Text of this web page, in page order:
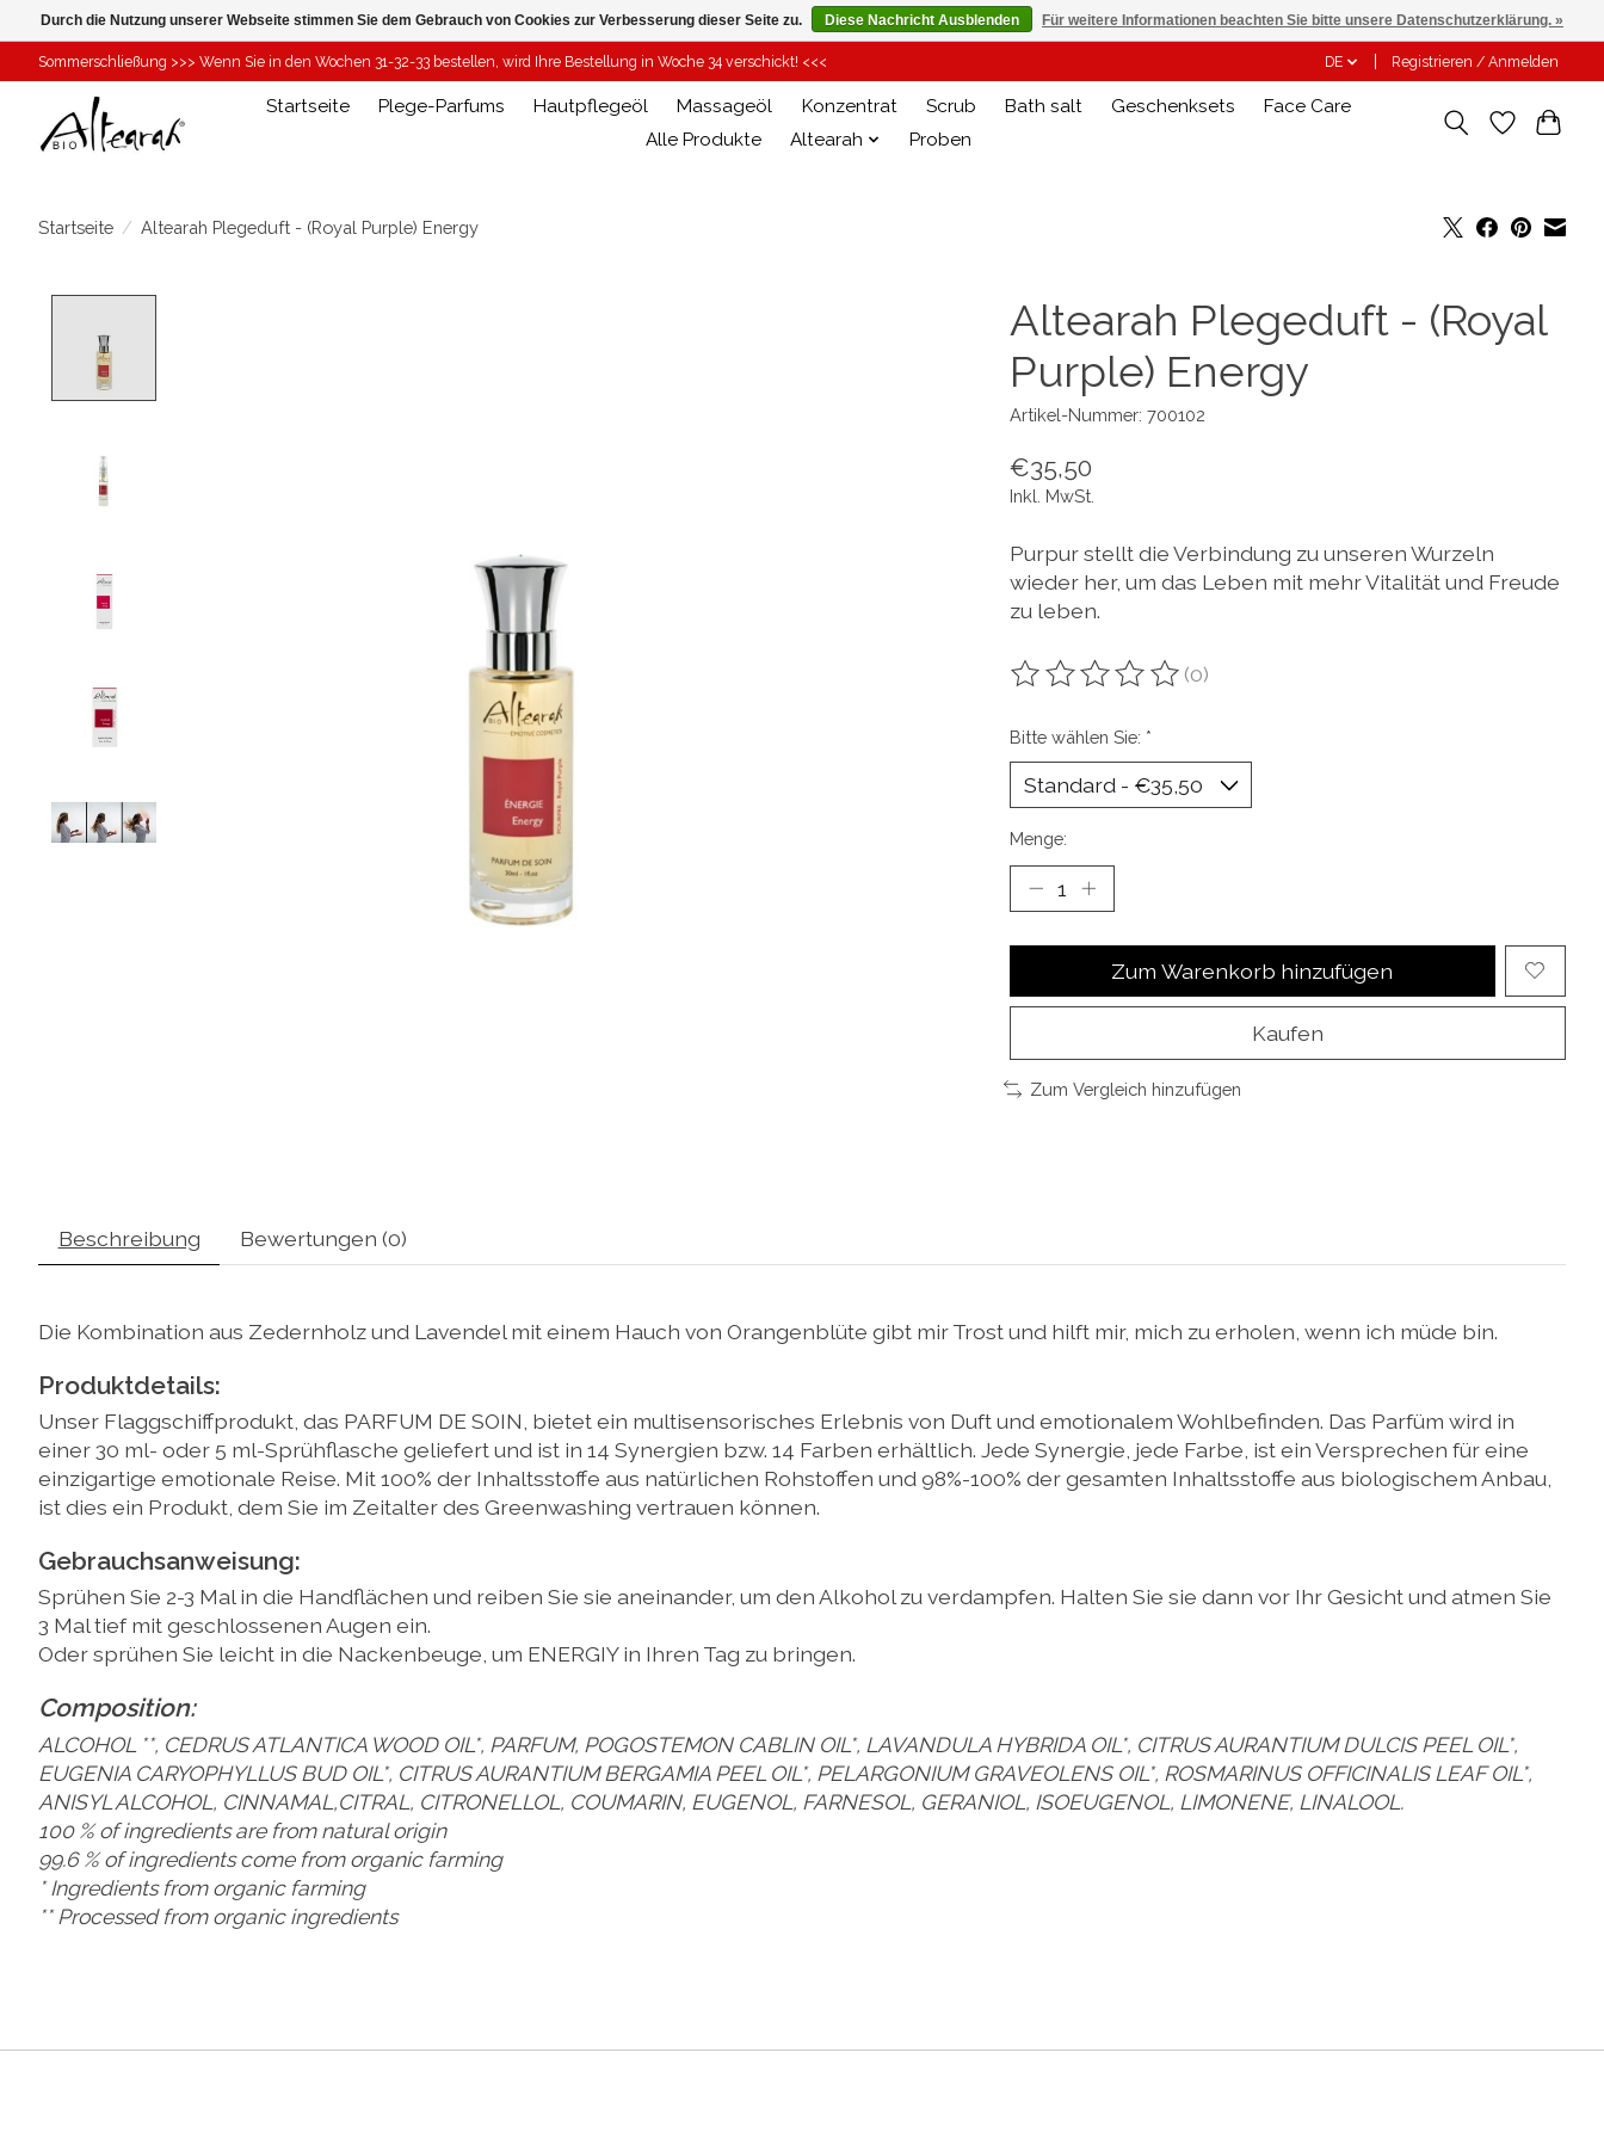
Sommerschließung >>> Wenn Sie in den Wochen 31-32-33 bestellen, wird Ihre Bestellung in Woche 34 verschickt! <<< DE Registrieren / Anmelden
Startseite Plege-Parfums Hautpflegeöl Massageöl Konzentrat Scrub Bath salt Geschenksets
Face Care
Alle Produkte
Altearah Proben
Startseite / Altearah Plegeduft - (Royal Purple) Energy
Altearah Plegeduft - (Royal
Purple) Energy
Artikel-Nummer: 700102
€35,50
Inkl. MwSt.
Purpur stellt die Verbindung zu unseren Wurzeln
wieder her, um das Leben mit mehr Vitalität und Freude
zu leben.
Die Bewertung dieses Produkts ist
(0)
Bitte wählen Sie: *
Menge:
Zum Warenkorb hinzufügen
Kaufen
Zum Vergleich hinzufügen
Beschreibung Bewertungen (0)
Die Kombination aus Zedernholz und Lavendel mit einem Hauch von Orangenblüte gibt mir Trost und hilft mir, mich zu erholen, wenn ich müde bin.
Produktdetails:
Unser Flaggschiffprodukt, das PARFUM DE SOIN, bietet ein multisensorisches Erlebnis von Duft und emotionalem Wohlbefinden. Das Parfüm wird in
einer 30 ml- oder 5 ml-Sprühflasche geliefert und ist in 14 Synergien bzw. 14 Farben erhältlich. Jede Synergie, jede Farbe, ist ein Versprechen für eine
einzigartige emotionale Reise. Mit 100% der Inhaltsstoffe aus natürlichen Rohstoffen und 98%-100% der gesamten Inhaltsstoffe aus biologischem Anbau,
ist dies ein Produkt, dem Sie im Zeitalter des Greenwashing vertrauen können.
Gebrauchsanweisung:
Sprühen Sie 2-3 Mal in die Handflächen und reiben Sie sie aneinander, um den Alkohol zu verdampfen. Halten Sie sie dann vor Ihr Gesicht und atmen Sie
3 Mal tief mit geschlossenen Augen ein.
Oder sprühen Sie leicht in die Nackenbeuge, um ENERGIY in Ihren Tag zu bringen.
Composition:
ALCOHOL **, CEDRUS ATLANTICA WOOD OIL*, PARFUM, POGOSTEMON CABLIN OIL*, LAVANDULA HYBRIDA OIL*, CITRUS AURANTIUM DULCIS PEEL OIL*,
EUGENIA CARYOPHYLLUS BUD OIL*, CITRUS AURANTIUM BERGAMIA PEEL OIL*, PELARGONIUM GRAVEOLENS OIL*, ROSMARINUS OFFICINALIS LEAF OIL*,
ANISYL ALCOHOL, CINNAMAL,CITRAL, CITRONELLOL, COUMARIN, EUGENOL, FARNESOL, GERANIOL, ISOEUGENOL, LIMONENE, LINALOOL.
100 % of ingredients are from natural origin
99.6 % of ingredients come from organic farming
* Ingredients from organic farming
** Processed from organic ingredients
Durch die Nutzung unserer Webseite stimmen Sie dem Gebrauch von Cookies zur Verbesserung dieser Seite zu. Diese Nachricht Ausblenden Für weitere Informationen beachten Sie bitte unsere Datenschutzerklärung. »